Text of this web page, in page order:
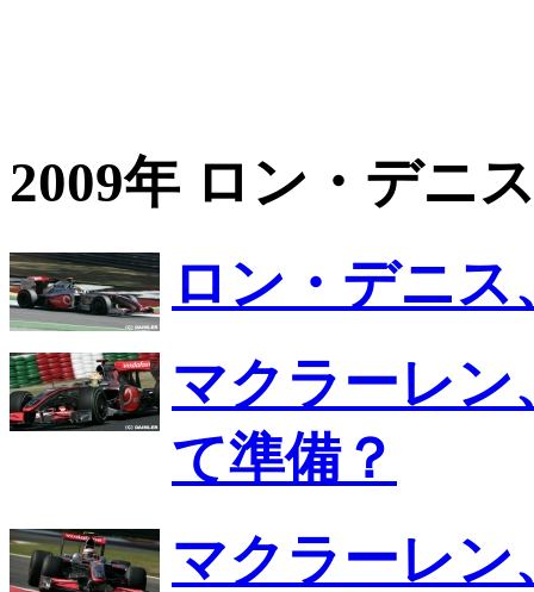
2009年 ロン・デニ
ロン・デニ
マクラーレ
て準備？
マクラーレ